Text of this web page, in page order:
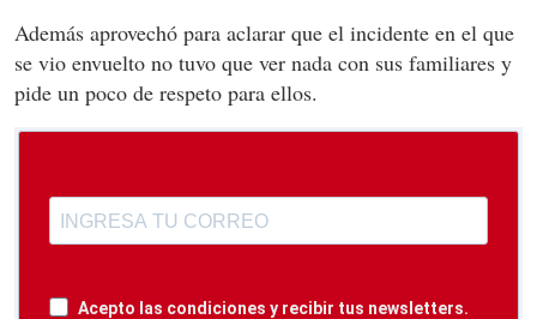
Además aprovechó para aclarar que el incidente en el que
se vio envuelto no tuvo que ver nada con sus familiares y
pide un poco de respeto para ellos.
Acepto las condiciones y recibir tus newsletters.